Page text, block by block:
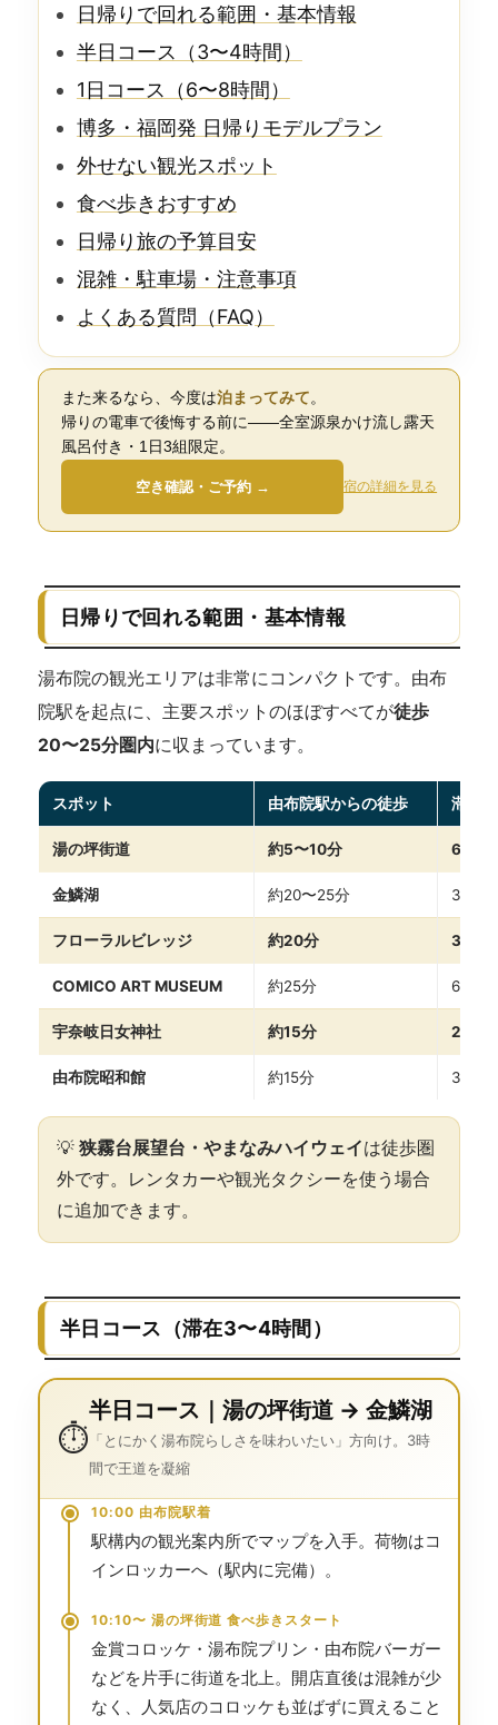
日帰りで回れる範囲・基本情報
半日コース（3〜4時間）
1日コース（6〜8時間）
博多・福岡発 日帰りモデルプラン
外せない観光スポット
食べ歩きおすすめ
日帰り旅の予算目安
混雑・駐車場・注意事項
よくある質問（FAQ）
また来るなら、今度は泊まってみて 。
帰りの電車で後悔する前に——全室源泉かけ流し露天
風呂付き・1日3組限定。
空き確認・ご予約 → 宿の詳細を見る
日帰りで回れる範囲・基本情報
湯布院の観光エリアは非常にコンパクトです。由布
院駅を起点に、主要スポットのほぼすべてが徒歩
20〜25分圏内に収まっています。
スポット 由布院駅からの徒歩 滞在
湯の坪街道 約5〜10分 60〜
金鱗湖 約20〜25分 30〜
フローラルビレッジ 約20分 30〜
COMICO ART MUSEUM 約25分 60〜
宇奈岐日女神社 約15分 20〜
由布院昭和館 約15分 30〜
💡 狭霧台展望台・やまなみハイウェイは徒歩圏
外です。レンタカーや観光タクシーを使う場合
に追加できます。
半日コース（滞在3〜4時間）
⏱️
半日コース｜湯の坪街道 → 金鱗湖
「とにかく湯布院らしさを味わいたい」方向け。3時
間で王道を凝縮
10:00 由布院駅着
駅構内の観光案内所でマップを入手。荷物はコ
インロッカーへ（駅内に完備）。
10:10〜 湯の坪街道 食べ歩きスタート
金賞コロッケ・湯布院プリン・由布院バーガー
などを片手に街道を北上。開店直後は混雑が少
なく、人気店のコロッケも並ばずに買えること